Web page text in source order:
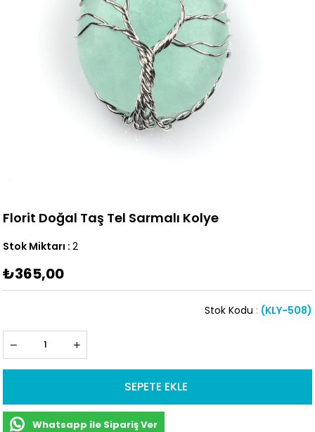
Florit Doğal Taş Tel Sarmalı Kolye
Stok Miktarı : 2
₺365,00
(KLY-508)
Stok Kodu
Whatsapp ile Sipariş Ver